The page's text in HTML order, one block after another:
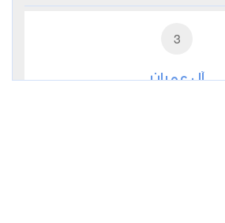
3
آل عمران